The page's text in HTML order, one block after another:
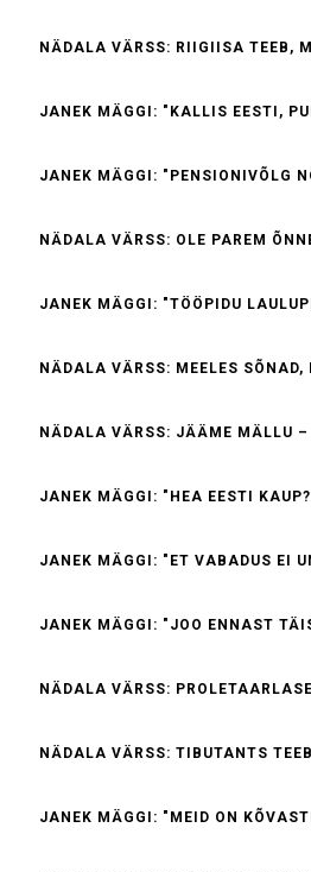
NÄDALA VÄRSS: RIIGIISA TEEB,
JANEK MÄGGI: "KALLIS EESTI,
JANEK MÄGGI: "PENSIONIVÕLG
NÄDALA VÄRSS: OLE PAREM
JANEK MÄGGI: "TÖÖPIDU
NÄDALA VÄRSS: MEELES SÕNAD,
NÄDALA VÄRSS: JÄÄME MÄLLU
JANEK MÄGGI: "HEA EESTI
JANEK MÄGGI: "ET VABADUS EI
JANEK MÄGGI: "JOO ENNAST
NÄDALA VÄRSS:
NÄDALA VÄRSS: TIBUTANTS
JANEK MÄGGI: "MEID ON